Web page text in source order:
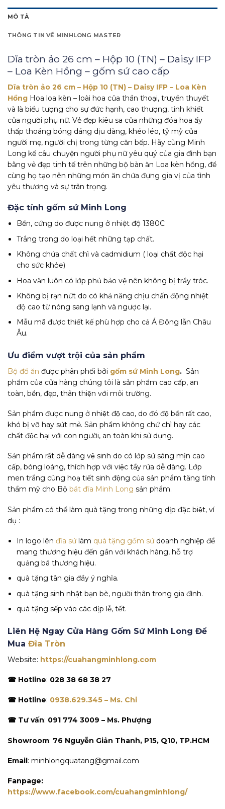
MÔ TẢ
THÔNG TIN VỀ MINHLONG MASTER
Dĩa tròn ảo 26 cm – Hộp 10 (TN) – Daisy IFP
– Loa Kèn Hồng – gốm sứ cao cấp
Dĩa tròn ảo 26 cm – Hộp 10 (TN) – Daisy IFP – Loa Kèn
Hồng Hoa loa kèn – loài hoa của thần thoại, truyền thuyết
và là biểu tượng cho sự đức hạnh, cao thượng, tinh khiết
của người phụ nữ. Vẻ đẹp kiêu sa của những đóa hoa ấy
thấp thoáng bóng dáng dịu dàng, khéo léo, tỷ mỷ của
người mẹ, người chị trong từng căn bếp. Hãy cùng Minh
Long kể câu chuyện người phụ nữ yêu quý của gia đình bạn
bằng vẻ đẹp tinh tế trên những bộ bàn ăn Loa kèn hồng, để
cùng họ tạo nên những món ăn chứa đựng gia vị của tình
yêu thương và sự trân trọng.
Đặc tính gốm sứ Minh Long
Bền, cứng do được nung ở nhiệt độ 1380C
Trắng trong do loại hết những tạp chất.
Không chứa chất chì và cadmidium ( loại chất độc hại
cho sức khỏe)
Hoa văn luôn có lớp phủ bảo vệ nên không bị trầy tróc.
Không bị rạn nứt do có khả năng chịu chấn động nhiệt
độ cao từ nóng sang lạnh và ngược lại.
Mẫu mã được thiết kế phù hợp cho cả Á Đông lẫn Châu
Âu.
Ưu điểm vượt trội của sản phẩm
Bộ đồ ăn được phân phối bởi gốm sứ Minh Long. Sản
phẩm của cửa hàng chúng tôi là sản phẩm cao cấp, an
toàn, bền, đẹp, thân thiện với môi trường.
Sản phẩm được nung ở nhiệt độ cao, do đó độ bền rất cao,
khó bị vỡ hay sứt mẻ. Sản phẩm không chứ chì hay các
chất độc hại với con người, an toàn khi sử dụng.
Sản phẩm rất dễ dàng vệ sinh do có lớp sứ sáng mịn cao
cấp, bóng loáng, thích hợp với việc tẩy rửa dễ dàng. Lớp
men trắng cùng hoạ tiết sinh động của sản phẩm tăng tính
thẩm mỹ cho Bộ bát đĩa Minh Long sản phẩm.
Sản phẩm có thể làm quà tặng trong những dịp đặc biệt, ví
dụ :
In logo lênđĩa sứlàm quà tặng gốm sứdoanh nghiệp để
mang thương hiệu đến gần với khách hàng, hỗ trợ
quảng bá thương hiệu.
quà tặng tân gia đầy ý nghĩa.
quà tặng sinh nhật bạn bè, người thân trong gia đình.
quà tặng sếp vào các dịp lễ, tết.
Liên Hệ Ngay Cửa Hàng Gốm Sứ Minh Long Để
Mua Đĩa Tròn
Website: https://cuahangminhlong.com
☎ Hotline: 028 38 68 38 27
☎ Hotline: 0938.629.345 – Ms. Chi
☎ Tư vấn: 091 774 3009 – Ms. Phượng
Showroom: 76 Nguyễn Giản Thanh, P15, Q10, TP.HCM
Email: minhlongquatang@gmail.com
Fanpage:
https://www.facebook.com/cuahangminhlong/